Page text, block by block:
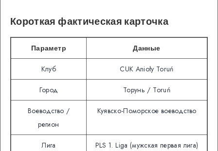
Короткая фактическая карточка
Параметр Данные
Клуб CUK Anioły Toruń
Город Торунь / Toruń
Воеводство /
регион
Куявско-Поморское воеводство
Лига PLS 1. Liga (мужская первая лига)